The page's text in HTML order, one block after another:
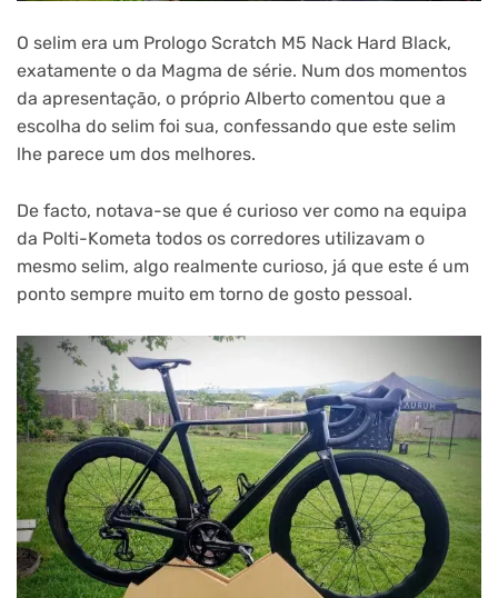
O selim era um Prologo Scratch M5 Nack Hard Black,
exatamente o da Magma de série. Num dos momentos
da apresentação, o próprio Alberto comentou que a
escolha do selim foi sua, confessando que este selim
lhe parece um dos melhores.
De facto, notava-se que é curioso ver como na equipa
da Polti-Kometa todos os corredores utilizavam o
mesmo selim, algo realmente curioso, já que este é um
ponto sempre muito em torno de gosto pessoal.